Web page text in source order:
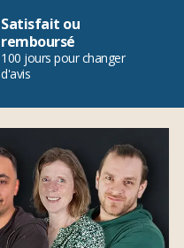
Satisfait ou
remboursé
100 jours pour changer
d'avis